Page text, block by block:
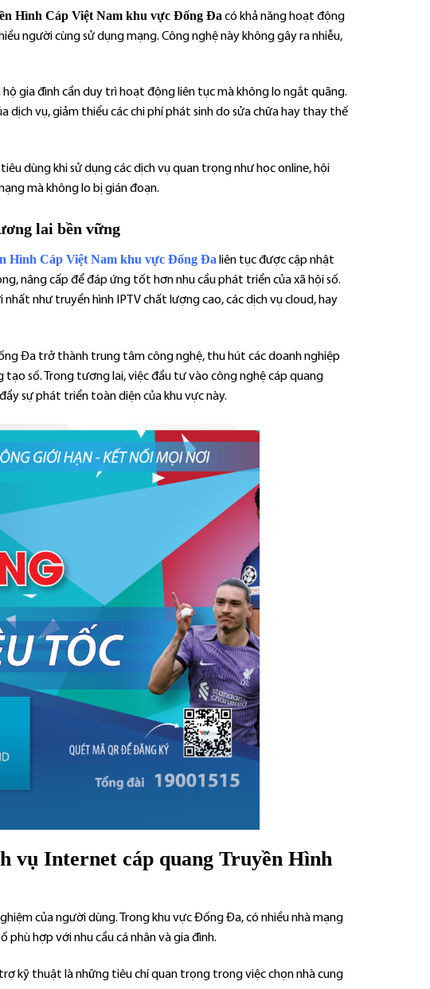
Hình Cáp Việt Nam khu vực Đống Đa có khả năng hoạt động
người cùng sử dụng mạng. Công nghệ này không gây ra nhiễu,
gia đình cần duy trì hoạt động liên tục mà không lo ngắt quãng.
dịch vụ, giảm thiểu các chi phí phát sinh do sửa chữa hay thay thế
dùng khi sử dụng các dịch vụ quan trọng như học online, hội
mà không lo bị gián đoạn.
lai bền vững
Hình Cáp Việt Nam khu vực Đống Đa liên tục được cập nhật
nâng cấp để đáp ứng tốt hơn nhu cầu phát triển của xã hội số.
như truyền hình IPTV chất lượng cao, các dịch vụ cloud, hay
Đa trở thành trung tâm công nghệ, thu hút các doanh nghiệp
số. Trong tương lai, việc đầu tư vào công nghệ cáp quang
sự phát triển toàn diện của khu vực này.
vụ Internet cáp quang Truyền Hình
của người dùng. Trong khu vực Đống Đa, có nhiều nhà mạng
phù hợp với nhu cầu cá nhân và gia đình.
kỹ thuật là những tiêu chí quan trọng trong việc chọn nhà cung